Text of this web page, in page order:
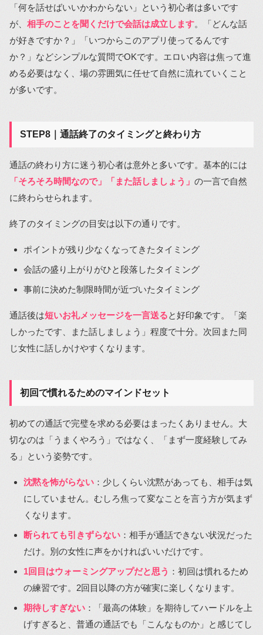
「何を話せばいいかわからない」という初心者は多いです
が、 相手のことを聞くだけで会話は成立します。「どんな話
が好きですか？」「いつからこのアプリ使ってるんです
か？」などシンプルな質問でOKです。エロい内容は焦って進
める必要はなく、場の雰囲気に任せて自然に流れていくこと
が多いです。
STEP8｜通話終了のタイミングと終わり方
通話の終わり方に迷う初心者は意外と多いです。基本的には
「そろそろ時間なので」「また話しましょう」 の一言で自然
に終わらせられます。
終了のタイミングの目安は以下の通りです。
ポイントが残り少なくなってきたタイミング
会話の盛り上がりがひと段落したタイミング
事前に決めた制限時間が近づいたタイミング
通話後は短いお礼メッセージを一言送ると好印象です。「楽
しかったです、また話しましょう」程度で十分。次回また同
じ女性に話しかけやすくなります。
初回で慣れるためのマインドセット
初めての通話で完璧を求める必要はまったくありません。大
切なのは「うまくやろう」ではなく、「まず一度経験してみ
る」という姿勢です。
沈黙を怖がらない ：少しくらい沈黙があっても、相手は気
にしていません。むしろ焦って変なことを言う方が気まず
くなります。
断られても引きずらない ：相手が通話できない状況だった
だけ。別の女性に声をかければいいだけです。
1回目はウォーミングアップだと思う ：初回は慣れるため
の練習です。2回目以降の方が確実に楽しくなります。
期待しすぎない ：「最高の体験」を期待してハードルを上
げすぎると、普通の通話でも「こんなものか」と感じてし